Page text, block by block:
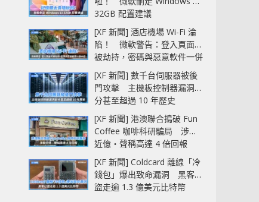
32GB 配置建議
[XF 新聞] 酒店機場 Wi-Fi 淪
陷！ 微軟警告：登入頁面可
被劫持，密碼與惡意軟件一併
中招
[XF 新聞] 數千台伺服器被後
門攻擊 主機板控制器漏洞部
分甚至超過 10 年歷史
[XF 新聞] 港澳聯合搗破 Fun
Coffee 咖啡科研騙局 涉款
近億‧聲稱高達 4 倍回報
[XF 新聞] Coldcard 離線「冷
錢包」爆出致命漏洞 黑客已
盜走逾 1.3 億美元比特幣